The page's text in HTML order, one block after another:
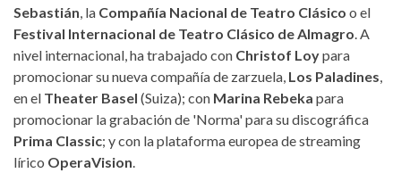
Sebastián , la Compañía Nacional de Teatro Clásico o el
Festival Internacional de Teatro Clásico de Almagro . A
nivel internacional, ha trabajado con Christof Loypara
promocionar su nueva compañía de zarzuela, Los Paladines
en el Theater Basel (Suiza); con Marina Rebeka para
promocionar la grabación de 'Norma' para su discográfica
Prima Classic; y con la plataforma europea de streaming
lírico OperaVision